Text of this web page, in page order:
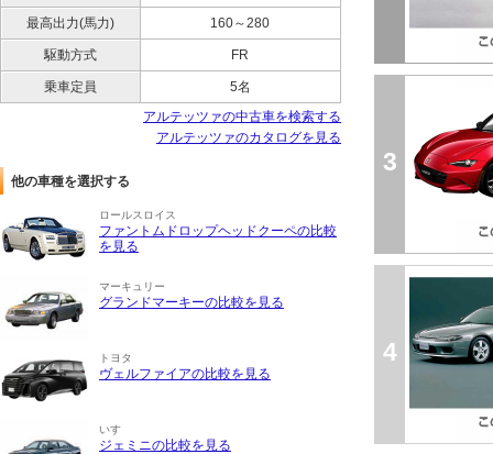
最高出力(馬力) 160～280
駆動方式 FR
乗車定員
5名
アルテッツァの中古車を検索する
アルテッツァのカタログを見る
他の車種を選択する
ロールスロイス
ファントムドロップヘッドクーペの比較
を見る
マーキュリー
グランドマーキーの比較を見る
トヨタ
ヴェルファイアの比較を見る
いすゞ
ジェミニの比較を見る
3
4